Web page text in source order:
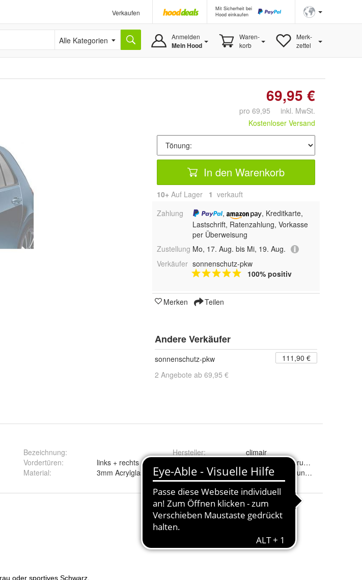
Verkaufen
Mit Sicherheit bei
Hood einkaufen
Alle Kategorien Anmelden
Mein Hood
Waren-
korb
Merk-
zettel
69,95 €
pro 69,95 inkl. MwSt.
Kostenloser Versand
In den Warenkorb
10+ Auf Lager 1 verkauft
Zahlung
,
, Kreditkarte,
Lastschrift, Ratenzahlung, Vorkasse
per Überweisung
Zustellung Mo, 17. Aug. bis Mi, 19. Aug.
Verkäufer sonnenschutz-pkw
100% positiv
Merken Teilen
Andere Verkäufer
sonnenschutz-pkw
111,90 €
2 Angebote ab 69,95 €
Bezeichnung:
Vordertüren:
links + rechts
Material: 3mm Acrylglas
Hersteller:
climair
ja, ABE im Lieferumfang
Tönung
rauchgrau, klar und schwarz